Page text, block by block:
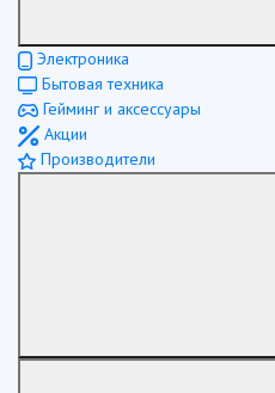
Электроника
Бытовая техника
Гейминг и аксессуары
Акции
Производители